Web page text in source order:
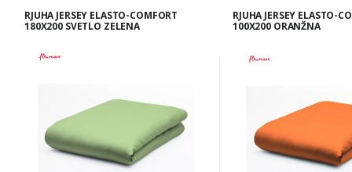
RJUHA JERSEY ELASTO-COMFORT
180X200 SVETLO ZELENA
RJUHA JERSEY ELASTO-
100X200 ORANŽNA